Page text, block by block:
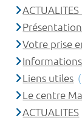
Présentation
Votre prise
Liens utiles
Le centre
ACTUALITES